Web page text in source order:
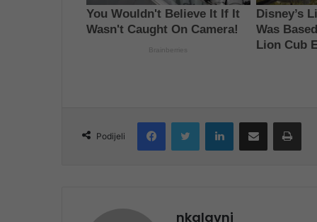
Podijeli
FacebookTwitter LinkedInShare via Email
nkglavni